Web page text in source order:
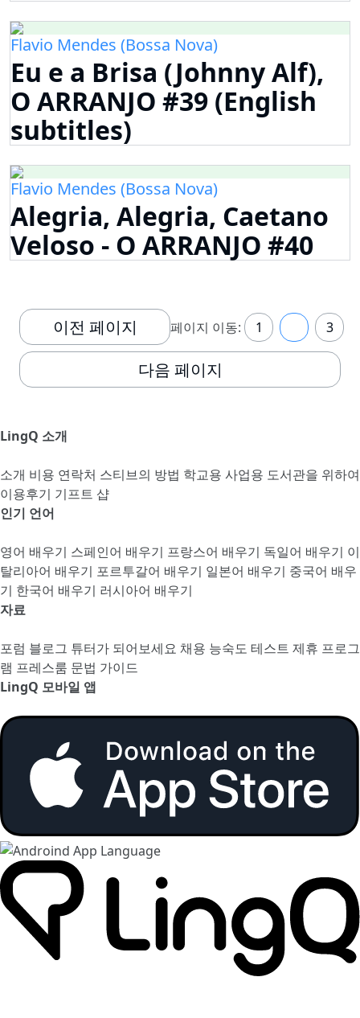
Flavio Mendes (Bossa Nova)
Eu e a Brisa (Johnny Alf),
O ARRANJO #39 (English
subtitles)
Flavio Mendes (Bossa Nova)
Alegria, Alegria, Caetano
Veloso - O ARRANJO #40
이전 페이지 페이지 이동: 1 3
다음 페이지
LingQ 소개
소개 비용 연락처 스티브의 방법 학교용 사업용 도서관을 위하여
이용후기 기프트 샵
인기 언어
영어 배우기 스페인어 배우기 프랑스어 배우기 독일어 배우기 이
탈리아어 배우기 포르투갈어 배우기 일본어 배우기 중국어 배우
기 한국어 배우기 러시아어 배우기
자료
포럼 블로그 튜터가 되어보세요 채용 능숙도 테스트 제휴 프로그
램 프레스룸 문법 가이드
LingQ 모바일 앱